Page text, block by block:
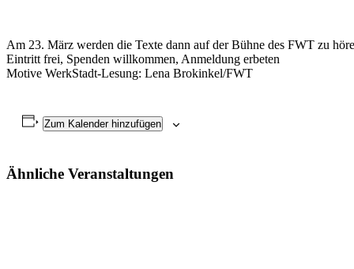
Am 23. März werden die Texte dann auf der Bühne des FWT zu
Eintritt frei, Spenden willkommen, Anmeldung erbeten
Motive WerkStadt-Lesung: Lena Brokinkel/FWT
Zum Kalender hinzufügen
Ähnliche Veranstaltungen